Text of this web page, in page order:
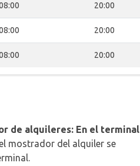
20:00
20:00
20:00
de alquileres: En el terminal
mostrador del alquiler se